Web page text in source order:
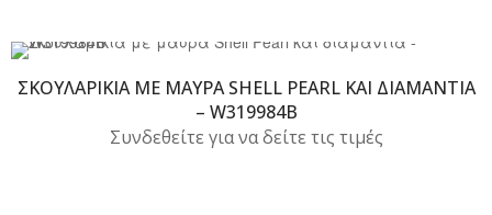
ΣΚΟΥΛΑΡΊΚΙΑ ΜΕ ΜΑΎΡΑ SHELL PEARL ΚΑΙ ΔΙΑΜΆΝΤΙΑ
– W319984B
Συνδεθείτε για να δείτε τις τιμές